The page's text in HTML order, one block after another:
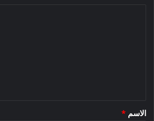
*
الاسم *